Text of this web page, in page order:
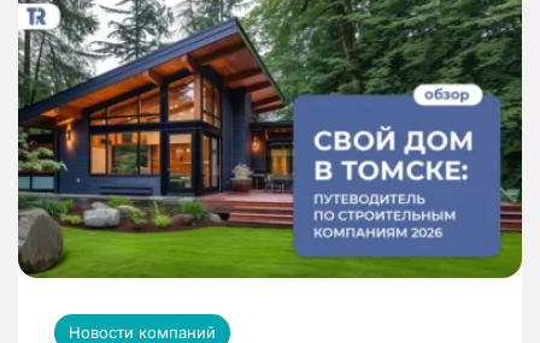
Новости компаний